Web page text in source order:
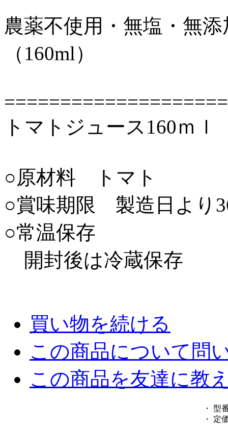
農薬不使用・無塩・無
（160ml）
トマトジュース160ｍｌ
○原材料 トマト
○賞味期限 製造日より
○常温保存
開封後は冷蔵保存
買い物を続ける
この商品について問
この商品を友達に教
・ 型
・ 定